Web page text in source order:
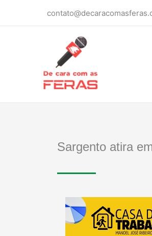
Sargento atira